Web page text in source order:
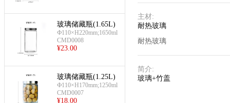
玻璃储藏瓶(1.65L)
Ф110×H220mm;1650ml
CMD0008
¥23.00
玻璃储藏瓶(1.25L)
Ф110×H170mm;1250ml
CMD0007
¥18.00
主材:
耐热玻璃
耐热玻璃
简介:
玻璃+竹盖